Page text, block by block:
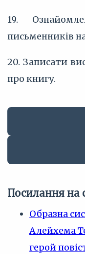
19.
письменників
20. Записати
про книгу.
Посилання на
Образна
Алейхема
герой